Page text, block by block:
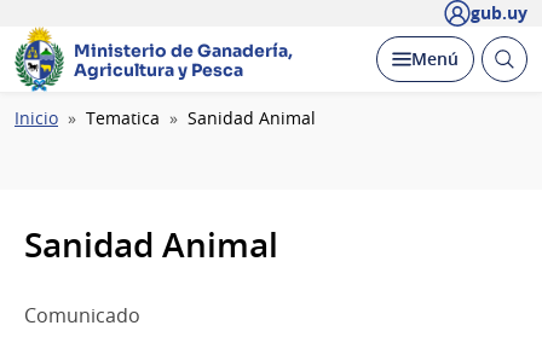
gub.uy
Ministerio de Ganadería,
Agricultura y Pesca
Desplegar
Menú Abrir
Ruta
Inicio Tematica Sanidad Animal
Sanidad Animal
Comunicado